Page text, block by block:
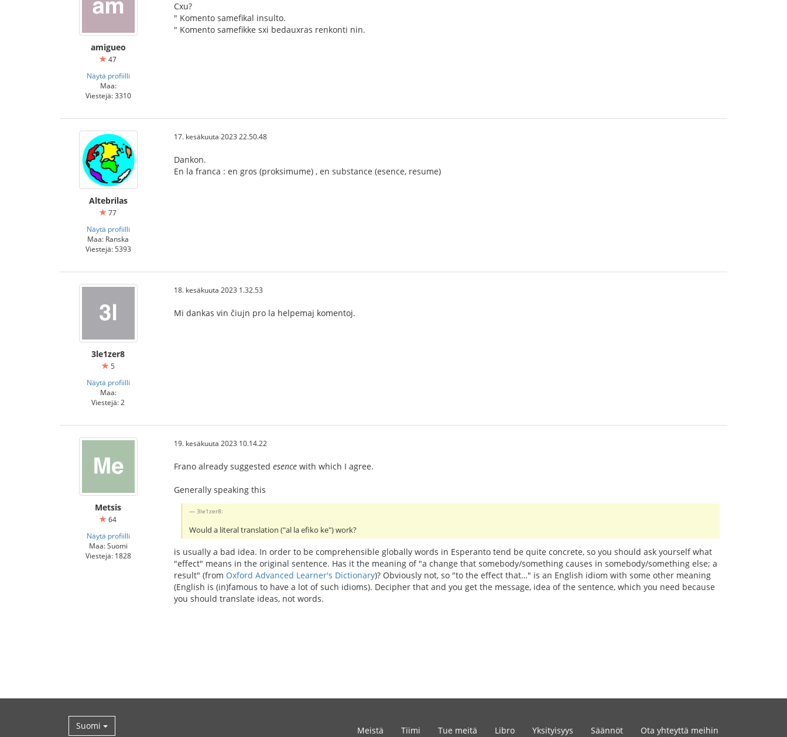
amigueo
47
Näytä profiilli
Maa:
Viestejä: 3310
Cxu?
" Komento samefikal insulto.
" Komento samefikke sxi bedauxras renkonti nin.
Altebrilas
77
Näytä profiilli
Maa: Ranska
Viestejä: 5393
17. kesäkuuta 2023 22.50.48
Dankon.
En la franca : en gros (proksimume) , en substance (esence, resume)
3le1zer8
5
Näytä profiilli
Maa:
Viestejä: 2
18. kesäkuuta 2023 1.32.53
Mi dankas vin ĉiujn pro la helpemaj komentoj.
Metsis
64
Näytä profiilli
Maa: Suomi
Viestejä: 1828
19. kesäkuuta 2023 10.14.22
Frano already suggested esence with which I agree.
Generally speaking this
3le1zer8:
Would a literal translation ("al la efiko ke") work?
is usually a bad idea. In order to be comprehensible globally words in Esperanto tend be quite concrete, so you should ask yourself what
"effect" means in the original sentence. Has it the meaning of "a change that somebody/something causes in somebody/something else; a
result" (from Oxford Advanced Learner's Dictionary)? Obviously not, so "to the effect that…" is an English idiom with some other meaning
(English is (in)famous to have a lot of such idioms). Decipher that and you get the message, idea of the sentence, which you need because
you should translate ideas, not words.
Suomi Meistä Tiimi Tue meitä Libro Yksityisyys Säännöt Ota yhteyttä meihin